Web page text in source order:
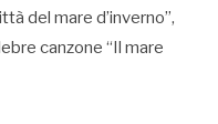
del mare d’inverno”,
canzone “Il mare